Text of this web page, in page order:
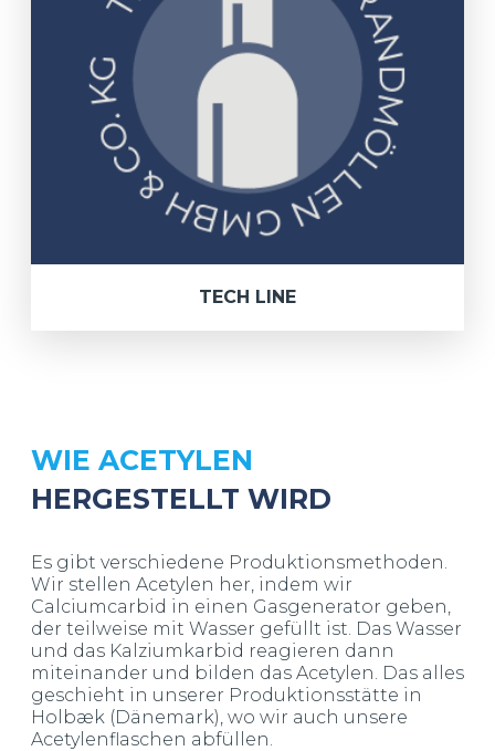
TECH LINE
WIE ACETYLEN
HERGESTELLT WIRD
Es gibt verschiedene Produktionsmethoden.
Wir stellen Acetylen her, indem wir
Calciumcarbid in einen Gasgenerator geben,
der teilweise mit Wasser gefüllt ist. Das Wasser
und das Kalziumkarbid reagieren dann
miteinander und bilden das Acetylen. Das alles
geschieht in unserer Produktionsstätte in
Holbæk (Dänemark), wo wir auch unsere
Acetylenflaschen abfüllen.